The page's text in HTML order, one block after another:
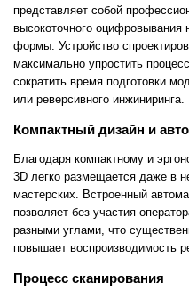
представляет собой
высокоточного
формы. Устройство
максимально упростить
сократить время подготовки
или реверсивного инжиниринга.
Компактный дизайн и
Благодаря компактному и
3D легко размещается даже в
мастерских. Встроенный
позволяет без участия
разными углами, что
повышает воспроизводимость
Процесс сканирования